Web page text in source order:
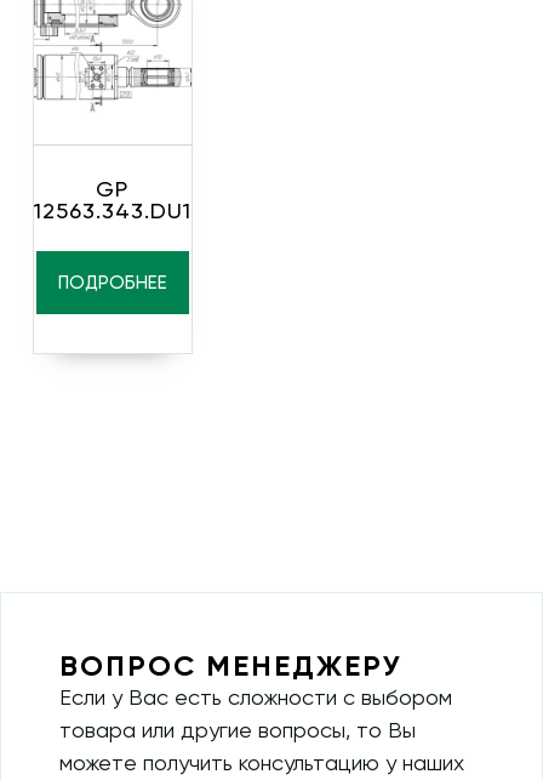
GP
12563.343.DU1
ПОДРОБНЕЕ
ВОПРОС МЕНЕДЖЕРУ
Если у Вас есть сложности с выбором
товара или другие вопросы, то Вы
можете получить консультацию у наших